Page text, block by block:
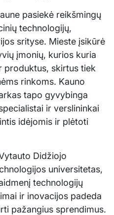
pasiekė reikšmingų
technologijų,
srityse. Mieste įsikūrė
įmonių, kurios kuria
produktus, skirtus tiek
rinkoms. Kauno
tapo gyvybinga
ir verslininkai
idėjomis ir plėtoti
Didžiojo
universitetas,
technologijų
ir inovacijos padeda
pažangius sprendimus.